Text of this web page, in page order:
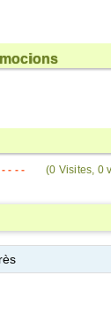
- - - (0 Visites, 0